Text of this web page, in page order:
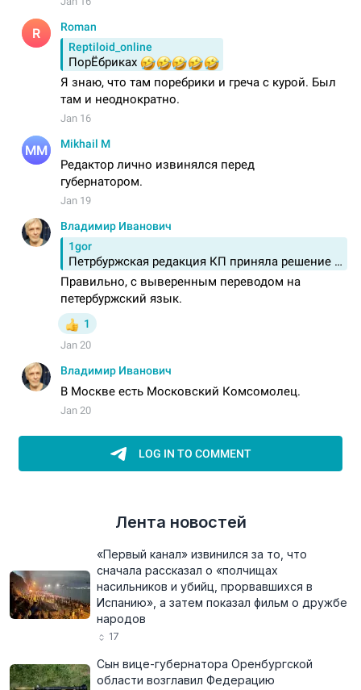
Лента новостей
«Первый канал» извинился за то, что
сначала рассказал о «полчищах
насильников и убийц, прорвавшихся в
Испанию», а затем показал фильм о дружбе
народов
17
Сын вице-губернатора Оренбургской
области возглавил Федерацию